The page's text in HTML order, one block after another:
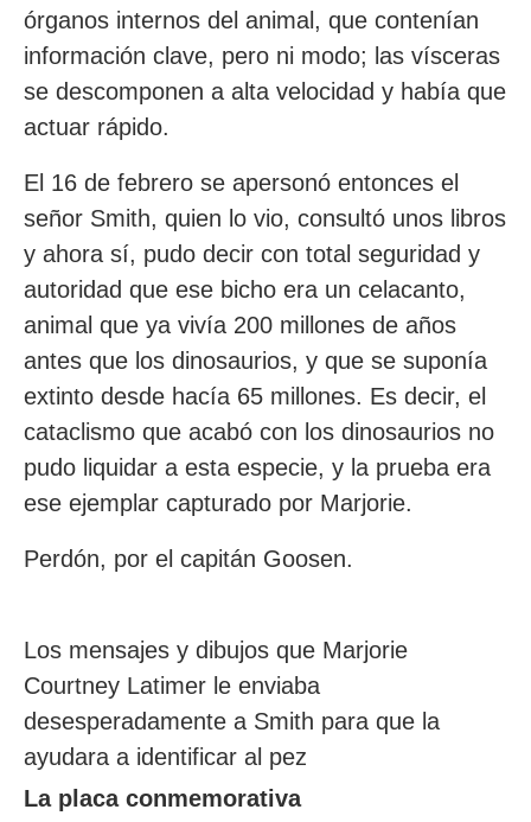
órganos internos del animal, que contenían
información clave, pero ni modo; las vísceras
se descomponen a alta velocidad y había que
actuar rápido.
El 16 de febrero se apersonó entonces el
señor Smith, quien lo vio, consultó unos libros
y ahora sí, pudo decir con total seguridad y
autoridad que ese bicho era un celacanto,
animal que ya vivía 200 millones de años
antes que los dinosaurios, y que se suponía
extinto desde hacía 65 millones. Es decir, el
cataclismo que acabó con los dinosaurios no
pudo liquidar a esta especie, y la prueba era
ese ejemplar capturado por Marjorie.
Perdón, por el capitán Goosen.
Los mensajes y dibujos que Marjorie
Courtney Latimer le enviaba
desesperadamente a Smith para que la
ayudara a identificar al pez
La placa conmemorativa